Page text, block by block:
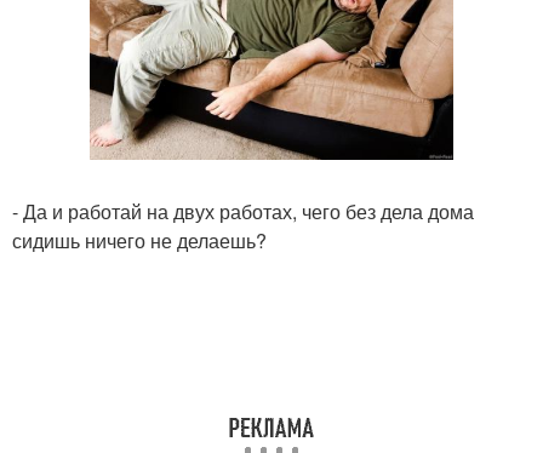
- Да и работай на двух работах, чего без дела дома
сидишь ничего не делаешь?